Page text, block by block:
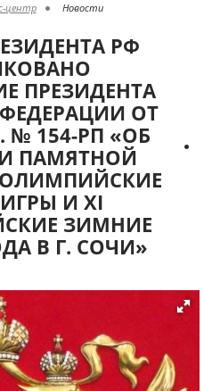
центр Новости
РФ
ПРЕЗИДЕНТА
ОТ
№ 154-РП «ОБ
ПАМЯТНОЙ
И XI
ЗИМНИЕ
В Г. СОЧИ»